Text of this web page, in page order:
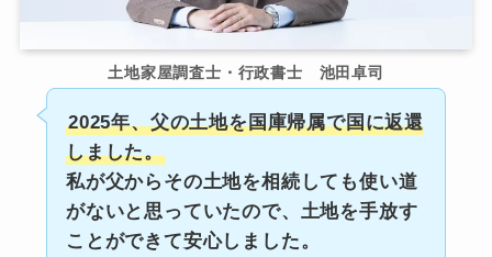
土地家屋調査士・行政書士 池田卓司
2025年、父の土地を国庫帰属で国に返還
しました。
私が父からその土地を相続しても使い道
がないと思っていたので、土地を手放す
ことができて安心しました。